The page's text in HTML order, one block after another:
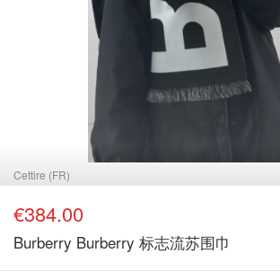
Cettire (FR)
€384.00
Burberry Burberry 标志流苏围巾